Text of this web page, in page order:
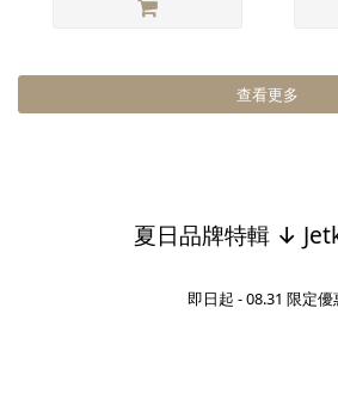
查看更多
夏日品牌特輯 ↓
即日起 - 08.31 限定優